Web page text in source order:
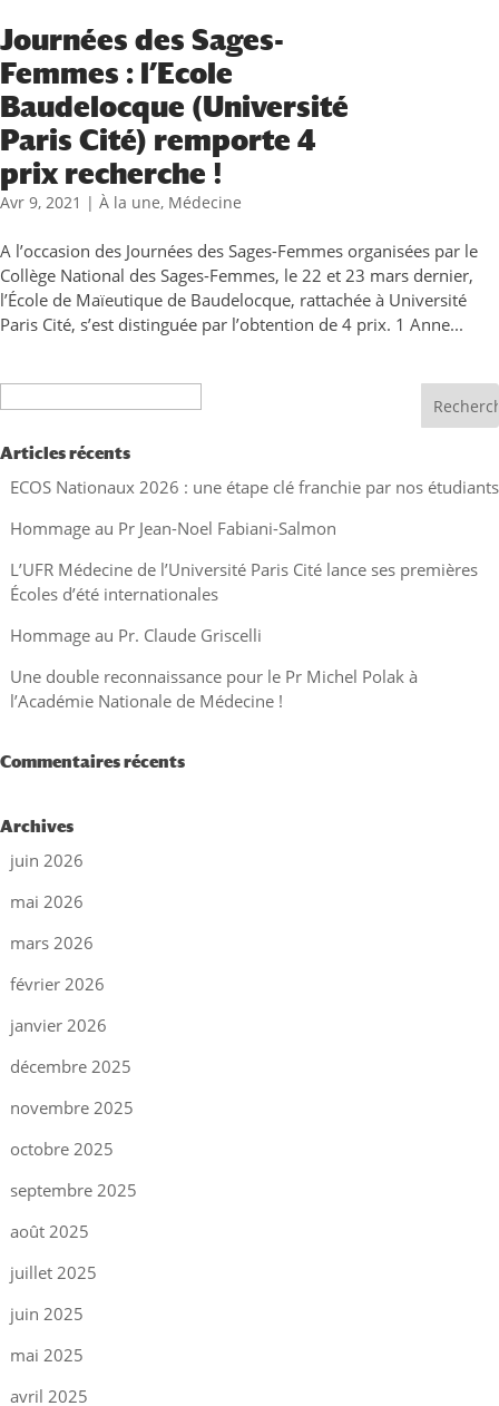
Journées des Sages-
Femmes : l’Ecole
Baudelocque (Université
Paris Cité) remporte 4
prix recherche !
Avr 9, 2021 | À la une, Médecine
A l’occasion des Journées des Sages-Femmes organisées par le
Collège National des Sages-Femmes, le 22 et 23 mars dernier,
l’École de Maïeutique de Baudelocque, rattachée à Université
Paris Cité, s’est distinguée par l’obtention de 4 prix. 1 Anne...
Articles récents
ECOS Nationaux 2026 : une étape clé franchie par nos étudiants
Hommage au Pr Jean-Noel Fabiani-Salmon
L’UFR Médecine de l’Université Paris Cité lance ses premières
Écoles d’été internationales
Hommage au Pr. Claude Griscelli
Une double reconnaissance pour le Pr Michel Polak à
l’Académie Nationale de Médecine !
Commentaires récents
Archives
juin 2026
mai 2026
mars 2026
février 2026
janvier 2026
décembre 2025
novembre 2025
octobre 2025
septembre 2025
août 2025
juillet 2025
juin 2025
mai 2025
avril 2025